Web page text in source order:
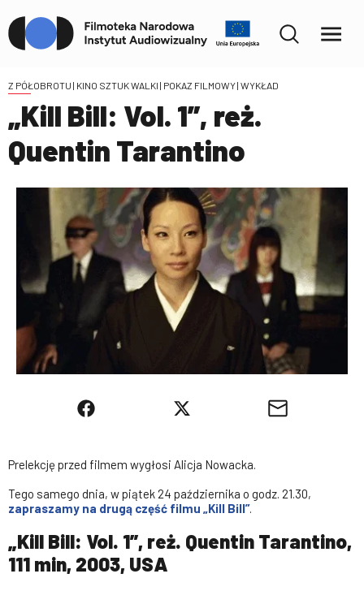
Z PÓŁOBROTU | KINO SZTUK WALKI | POKAZ FILMOWY | WYKŁAD
„Kill Bill: Vol. 1”, reż.
Quentin Tarantino
Prelekcję przed filmem wygłosi Alicja Nowacka.
Tego samego dnia, w piątek 24 października o godz. 21.30,
zapraszamy na drugą część filmu „Kill Bill”.
„Kill Bill: Vol. 1”, reż. Quentin Tarantino,
111 min, 2003, USA